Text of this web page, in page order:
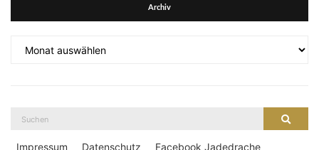
Archiv
Suche
Impressum Datenschutz Facebook Jadedrache